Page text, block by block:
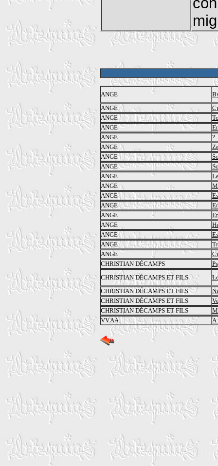
ANGE
ANGE
ANGE
ANGE
ANGE
?
ANGE
ANGE
ANGE
ANGE
ANGE
ANGE
ANGE
ANGE
ANGE
ANGE
ANGE
ANGE
CHRISTIAN DÉCAMPS
CHRISTIAN DÉCAMPS ET FILS
CHRISTIAN DÉCAMPS ET FILS
CHRISTIAN DÉCAMPS ET FILS
CHRISTIAN DÉCAMPS ET FILS
VV.AA.
A